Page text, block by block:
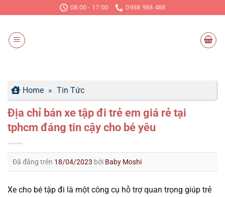
đến
dung
08:00 - 17:00 0988 988 488
Home » Tin Tức
Địa chỉ bán xe tập đi trẻ em giá rẻ tại
tphcm đáng tin cậy cho bé yêu
Đã đăng trên 18/04/2023 bởi Baby Moshi
Xe cho bé tập đi là một công cụ hỗ trợ quan trọng giúp trẻ